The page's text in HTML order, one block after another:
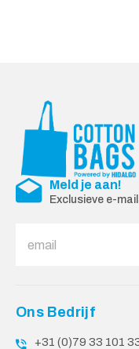
Meld je aan!
Exclusieve e-
Ons Bedrijf
+31 (0)79 33 101